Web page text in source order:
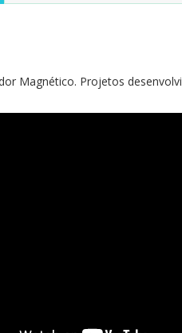
Magnético. Projetos